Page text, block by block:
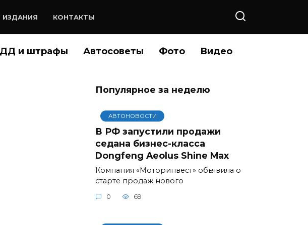
ИЗДАНИЯ КОНТАКТЫ
и штрафы Автосоветы Фото Видео
Популярное за неделю
АВТОНОВОСТИ
В РФ запустили продажи
седана бизнес-класса
Dongfeng Aeolus Shine Max
Компания «Моторинвест» объявила о
старте продаж нового
0 69